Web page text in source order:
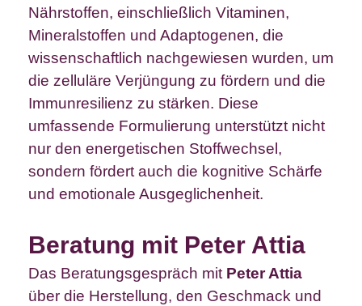
Nährstoffen, einschließlich Vitaminen,
Mineralstoffen und Adaptogenen, die
wissenschaftlich nachgewiesen wurden, um
die zelluläre Verjüngung zu fördern und die
Immunresilienz zu stärken. Diese
umfassende Formulierung unterstützt nicht
nur den energetischen Stoffwechsel,
sondern fördert auch die kognitive Schärfe
und emotionale Ausgeglichenheit.
Beratung mit Peter Attia
Das Beratungsgespräch mit Peter Attia
über die Herstellung, den Geschmack und